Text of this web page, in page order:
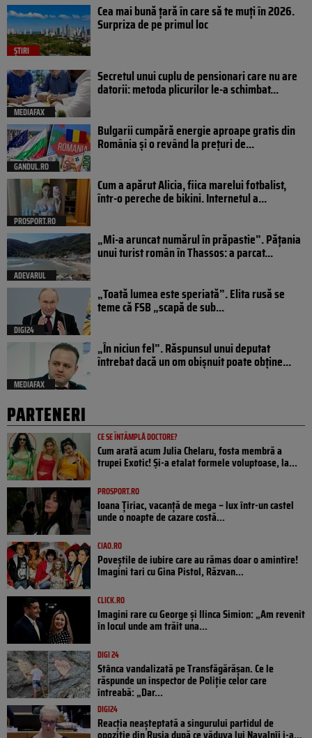
ȘTIRI
Cea mai bună țară în care să te muți în 2026.
Surpriza de pe primul loc
MEDIAFAX
Secretul unui cuplu de pensionari care nu are
datorii: metoda plicurilor le-a schimbat...
GANDUL.RO
Bulgarii cumpără energie aproape gratis din
România și o revând la prețuri de...
PROSPORT.RO
Cum a apărut Alicia, fiica marelui fotbalist,
într-o pereche de bikini. Internetul a...
ADEVARUL
„Mi-a aruncat numărul în prăpastie”. Pățania
unui turist român în Thassos: a parcat...
DIGI24
„Toată lumea este speriată”. Elita rusă se
teme că FSB „scapă de sub...
MEDIAFAX
„În niciun fel”. Răspunsul unui deputat
întrebat dacă un om obișnuit poate obține...
PARTENERI
CE SE ÎNTÂMPLĂ DOCTORE?
Cum arată acum Julia Chelaru, fosta membră a
trupei Exotic! Și-a etalat formele voluptoase, la...
PROSPORT.RO
Ioana Țiriac, vacanță de mega – lux într-un castel
unde o noapte de cazare costă...
CIAO.RO
Poveştile de iubire care au rămas doar o amintire!
Imagini tari cu Gina Pistol, Răzvan...
CLICK.RO
Imagini rare cu George și Ilinca Simion: „Am revenit
în locul unde am trăit una...
DIGI 24
Stânca vandalizată pe Transfăgărășan. Ce le
răspunde un inspector de Poliție celor care
întreabă: „Dar...
DIGI24
Reacția neașteptată a singurului partidul de